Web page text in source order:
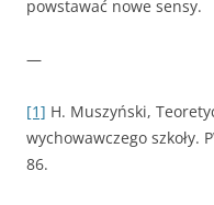
powstawać nowe sensy.
—
[1] H. Muszyński,
wychowawczego szkoły.
86.